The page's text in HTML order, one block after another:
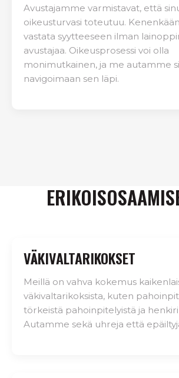
Avustajamme varmistavat, että
oikeusturvasi toteutuu.
vastata syytteeseen ilman
avustajaa. Oikeusprosessi voi olla
monimutkainen, ja me autamme
navigoimaan sen läpi.
VÄKIVALTARIKOKSET
Meillä on vahva kokemus
väkivaltarikoksista, kuten
törkeistä pahoinpitelyistä ja
Autamme sekä uhreja että